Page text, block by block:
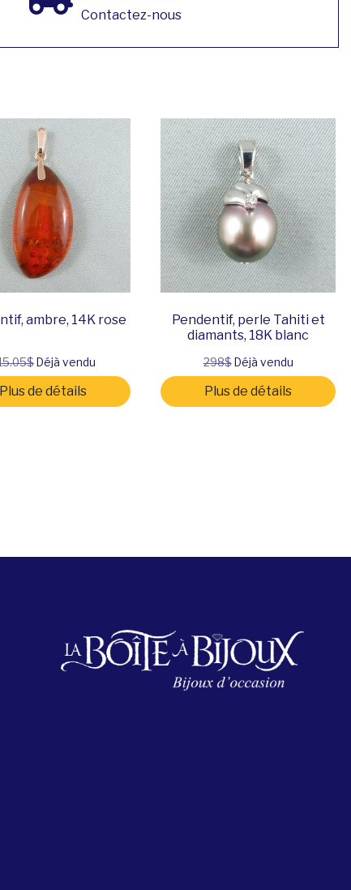
Contactez-nous
ambre, 14K rose
Déjà vendu
Plus de détails
Pendentif, perle Tahiti et
diamants, 18K blanc
298$Déjà vendu
Plus de détails